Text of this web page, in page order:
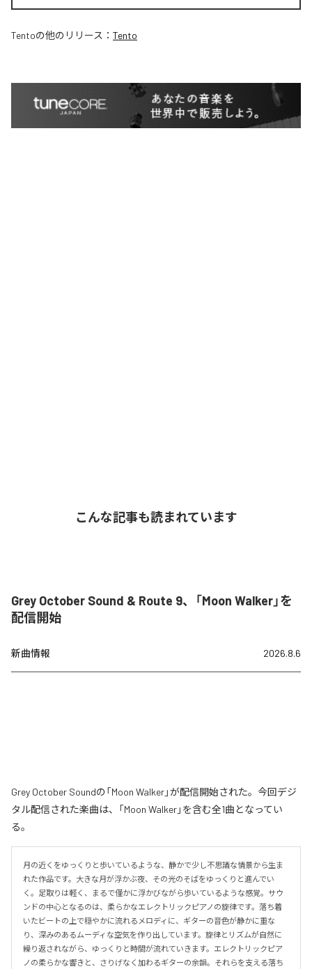
Tentoの他のリリース： Tento
こんな記事も読まれています
Grey October Sound & Route 9、「Moon Walker」を
配信開始
新曲情報 2026.8.6
Grey October Soundの「Moon Walker」が配信開始された。今回デジ
タル配信された楽曲は、「Moon Walker」を含む全1曲となってい
る。
月の近くをゆっくりと歩いているような、静かで少し不思議な情景から生ま
れた作品です。大きな月が浮かぶ夜、その光のそばをゆっくりと進んでい
く。足取りは軽く、まるで僅かに浮かびながら歩いているような感覚。サウ
ンドの中心となるのは、柔らかなエレクトリックピアノの旋律です。落ち着
いたビートの上で穏やかに流れるメロディに、ギターの音色が静かに重な
り、深みのあるムーディな空気を作り出しています。旋律とリズムが自然に
繰り返されながら、ゆっくりと時間が流れていきます。エレクトリックピア
ノの柔らかな響きと、さりげなく加わるギターの余韻。それらを支える落ち